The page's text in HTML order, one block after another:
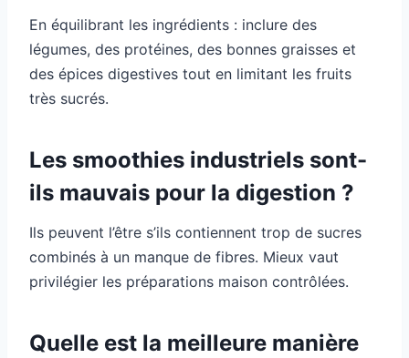
En équilibrant les ingrédients : inclure des
légumes, des protéines, des bonnes graisses et
des épices digestives tout en limitant les fruits
très sucrés.
Les smoothies industriels sont-
ils mauvais pour la digestion ?
Ils peuvent l’être s’ils contiennent trop de sucres
combinés à un manque de fibres. Mieux vaut
privilégier les préparations maison contrôlées.
Quelle est la meilleure manière